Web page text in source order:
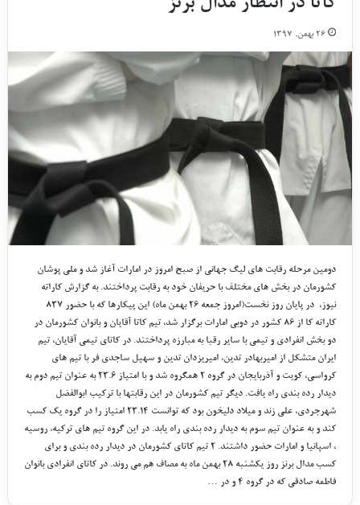
۲۶ بهمن, ۱۳۹۷
دومین مرحله رقابت های لیگ جهانی از صبح امروز در امارات آغاز شد و ملی پوشان
کشورمان در بخش های مختلف با حریفان خود به رقابت پرداختند. به گزارش کاراته
نیوز، در پایان روز نخست(امروز جمعه ۲۶ بهمن ماه) این پیکارها که با حضور ۸۳۷
کاراته کا از ۸۶ کشور در دوبی امارات برگزار شد، تیم کاتا آقایان و بانوان کشورمان در
دو بخش انفرادی و تیمی با سایر رقبا به مبارزه پرداختند. در کاتای تیمی آقایان، تیم
ایران متشکل از امیربهادر تدین، امیریزدان تدین و سهیل ساجدی فر با تیم های
کرواسی، کویت و آذربایجان در گروه ۲ همگروه شد و با امتیاز ۲۳.۶ به عنوان تیم دوم به
دیدار رده بندی راه یافت. دیگر تیم کشورمان در این رقابتها با ترکیب ابوالفضل
شهرجردی، علی زند و میلاد دلیخون بود که توانست ۲۳.۱۴ امتیاز را در گروه یک کسب
کند و به عنوان تیم سوم به دیدار رده بندی راه یابد. در این گروه تیم های ترکیه، روسیه
، اسپانیا و امارات حضور داشتند. ۲ تیم کاتای کشورمان در دیدار رده بندی و برای
کسب مدال برنز روز یکشنبه ۲۸ بهمن ماه به مصاف هم می روند. در کاتای انفرادی بانوان
فاطمه صادقی که در گروه ۴ و در …